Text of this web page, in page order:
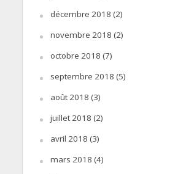
décembre 2018 (2)
novembre 2018 (2)
octobre 2018 (7)
septembre 2018 (5)
août 2018 (3)
juillet 2018 (2)
avril 2018 (3)
mars 2018 (4)